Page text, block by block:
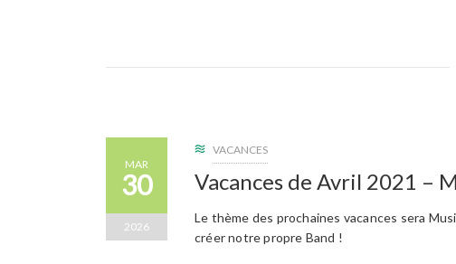
MAR
30
2026
VACANCES
Vacances de Avril 2021 –
Le thème des prochaines vacances sera
créer notre propre Band !